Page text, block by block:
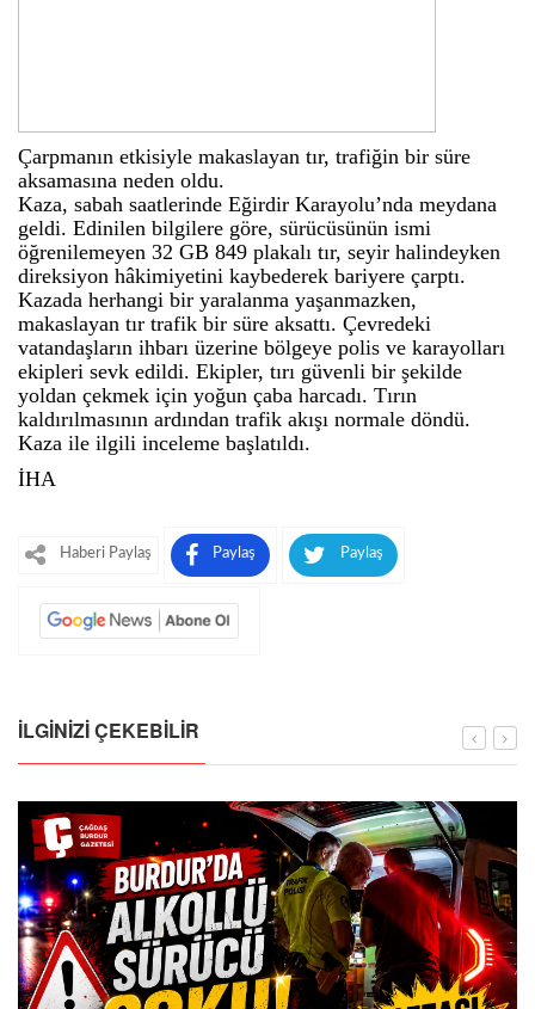
Çarpmanın etkisiyle makaslayan tır, trafiğin bir süre
aksamasına neden oldu.
Kaza, sabah saatlerinde Eğirdir Karayolu’nda meydana
geldi. Edinilen bilgilere göre, sürücüsünün ismi
öğrenilemeyen 32 GB 849 plakalı tır, seyir halindeyken
direksiyon hâkimiyetini kaybederek bariyere çarptı.
Kazada herhangi bir yaralanma yaşanmazken,
makaslayan tır trafik bir süre aksattı. Çevredeki
vatandaşların ihbarı üzerine bölgeye polis ve karayolları
ekipleri sevk edildi. Ekipler, tırı güvenli bir şekilde
yoldan çekmek için yoğun çaba harcadı. Tırın
kaldırılmasının ardından trafik akışı normale döndü.
Kaza ile ilgili inceleme başlatıldı.
İHA
Haberi Paylaş Paylaş Paylaş
İLGINIZI ÇEKEBILIR